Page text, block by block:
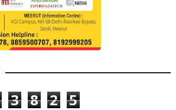
3 8 2 5